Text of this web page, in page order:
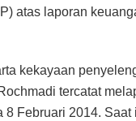
atas laporan
kekayaan
tercatat
8 Februari 2014. Saat